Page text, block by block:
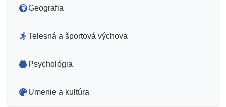
Geografia
Telesná a športová výchova
Psychológia
Umenie a kultúra